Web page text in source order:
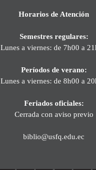
Horarios de Atención
Semestres regulares:
Lunes a viernes: de 7h00 a
Períodos de verano:
Lunes a viernes: de 8h00 a
Feriados oficiales:
Cerrada con aviso previo
biblio@usfq.edu.ec